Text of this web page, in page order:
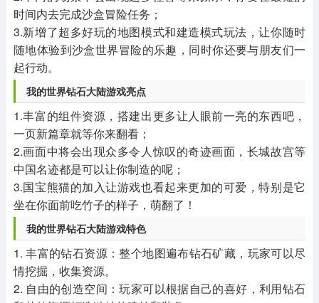
时间内去完成沙盒冒险任务；
3.新增了超多好玩的地图模式和建造模式玩法，让你随时
随地体验到沙盒世界冒险的乐趣，同时你还要与朋友们一
起行动。
我的世界钻石大陆游戏亮点
1.丰富的组件资源，搭建出更多让人眼前一亮的东西吧，
一页新篇章就等你来翻看；
2.画面中将会出现众多令人惊叹的奇迹画面，长城故宫等
中国名迹都是可以让你制造的呢；
3.国宝熊猫的加入让游戏也看起来更加的可爱，特别是它
坐在你面前吃竹子的样子，萌翻了！
我的世界钻石大陆游戏特色
1. 丰富的钻石资源：整个地图遍布钻石矿藏，玩家可以尽
情挖掘，收集资源。
2. 自由的创造空间：玩家可以根据自己的喜好，利用钻石